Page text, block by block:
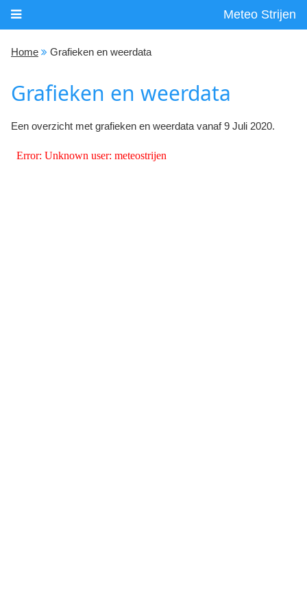
Meteo Strijen
Home Grafieken en weerdata
Grafieken en weerdata
Een overzicht met grafieken en weerdata vanaf 9 Juli 2020.